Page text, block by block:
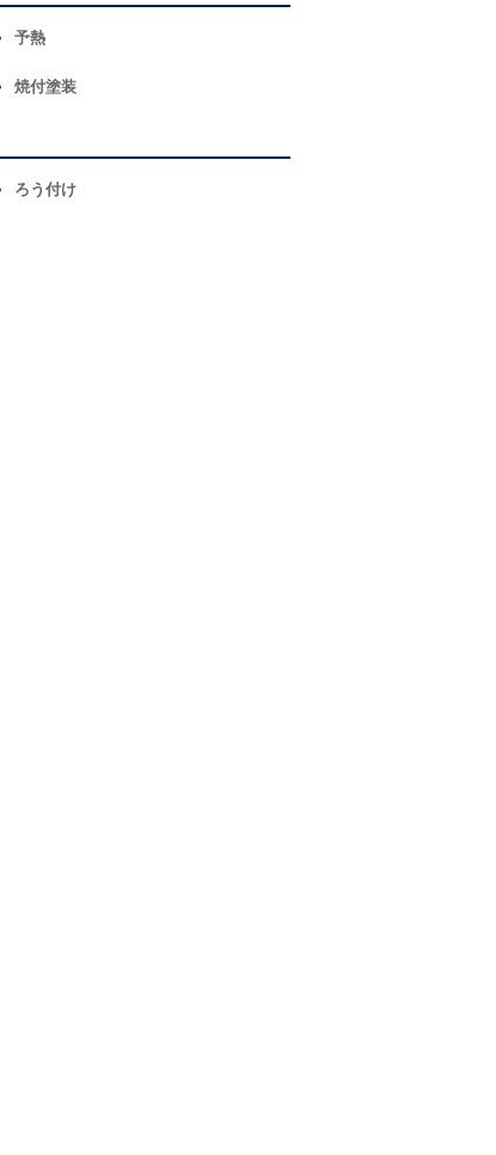
予熱
焼付塗装
ろう付け